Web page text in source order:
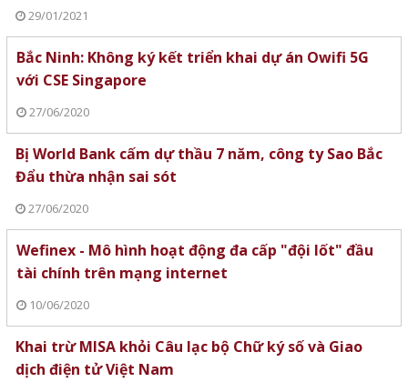
29/01/2021
Bắc Ninh: Không ký kết triển khai dự án Owifi 5G
với CSE Singapore
27/06/2020
Bị World Bank cấm dự thầu 7 năm, công ty Sao Bắc
Đẩu thừa nhận sai sót
27/06/2020
Wefinex - Mô hình hoạt động đa cấp "đội lốt" đầu
tài chính trên mạng internet
10/06/2020
Khai trừ MISA khỏi Câu lạc bộ Chữ ký số và Giao
dịch điện tử Việt Nam